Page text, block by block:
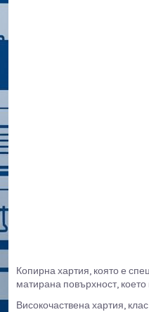
Копирна хартия, която е
матирана повърхност,
Високочаствена хартия,